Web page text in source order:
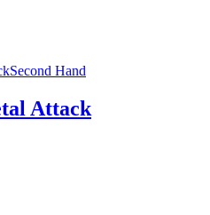
Second Hand
Attack